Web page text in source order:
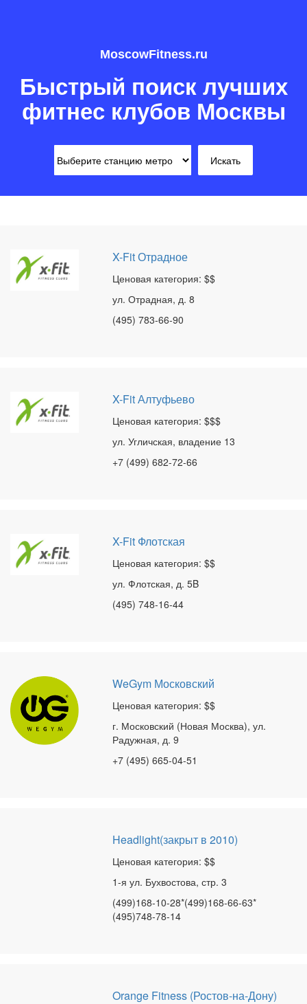
MoscowFitness.ru
Быстрый поиск лучших
фитнес клубов Москвы
X-Fit Отрадное
Ценовая категория: $$
ул. Отрадная, д. 8
(495) 783-66-90
X-Fit Алтуфьево
Ценовая категория: $$$
ул. Угличская, владение 13
+7 (499) 682-72-66
X-Fit Флотская
Ценовая категория: $$
ул. Флотская, д. 5B
(495) 748-16-44
WeGym Московский
Ценовая категория: $$
г. Московский (Новая Москва), ул.
Радужная, д. 9
+7 (495) 665-04-51
Headlight(закрыт в 2010)
Ценовая категория: $$
1-я ул. Бухвостова, стр. 3
(499)168-10-28*(499)168-66-63*
(495)748-78-14
Orange Fitness (Ростов-на-Дону)